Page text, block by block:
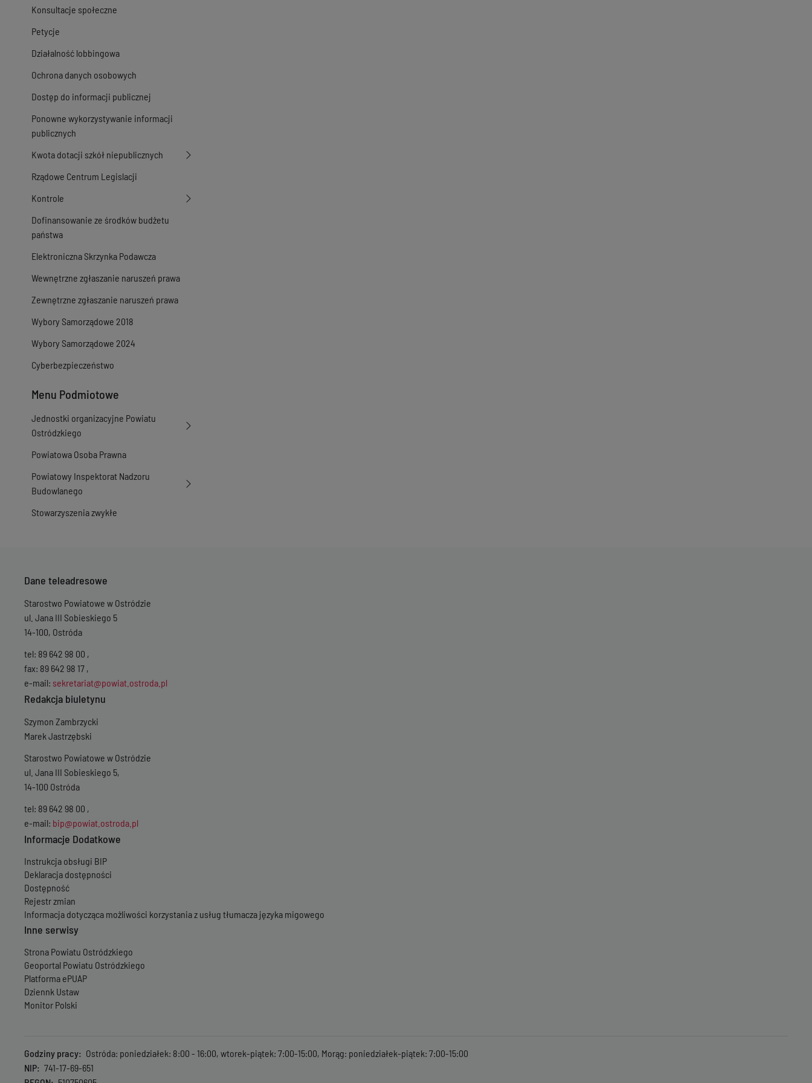
Konsultacje społeczne
Petycje
Działalność lobbingowa
Ochrona danych osobowych
Dostęp do informacji publicznej
Ponowne wykorzystywanie informacji
publicznych
Kwota dotacji szkół niepublicznych
Rządowe Centrum Legislacji
Kontrole
Dofinansowanie ze środków budżetu
państwa
Elektroniczna Skrzynka Podawcza
Wewnętrzne zgłaszanie naruszeń prawa
Zewnętrzne zgłaszanie naruszeń prawa
Wybory Samorządowe 2018
Wybory Samorządowe 2024
Cyberbezpieczeństwo
Menu Podmiotowe
Jednostki organizacyjne Powiatu
Ostródzkiego
Powiatowa Osoba Prawna
Powiatowy Inspektorat Nadzoru
Budowlanego
Stowarzyszenia zwykłe
Dane teleadresowe
Starostwo Powiatowe w Ostródzie
ul. Jana III Sobieskiego 5
14-100, Ostróda
tel: 89 642 98 00 ,
fax: 89 642 98 17 ,
e-mail: sekretariat@powiat.ostroda.pl
Redakcja biuletynu
Szymon Zambrzycki
Marek Jastrzębski
Starostwo Powiatowe w Ostródzie
ul. Jana III Sobieskiego 5,
14-100 Ostróda
tel: 89 642 98 00 ,
e-mail: bip@powiat.ostroda.pl
Informacje Dodatkowe
Instrukcja obsługi BIP
Deklaracja dostępności
Dostępność
Rejestr zmian
Informacja dotycząca możliwości korzystania z usług tłumacza języka migowego
Inne serwisy
Strona Powiatu Ostródzkiego
Geoportal Powiatu Ostródzkiego
Platforma ePUAP
Dziennk Ustaw
Monitor Polski
Godziny pracy
Ostróda: poniedziałek: 8:00 - 16:00, wtorek-piątek: 7:00-15:00, Morąg: poniedziałek-piątek: 7:00-15:00
NIP
741-17-69-651